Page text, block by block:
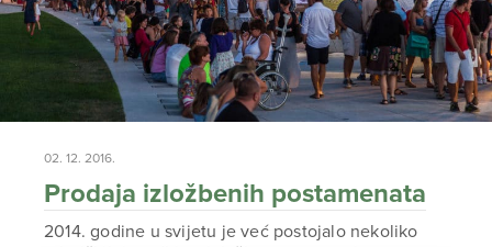
02. 12. 2016.
Prodaja izložbenih postamenata
2014. godine u svijetu je već postojalo nekoliko